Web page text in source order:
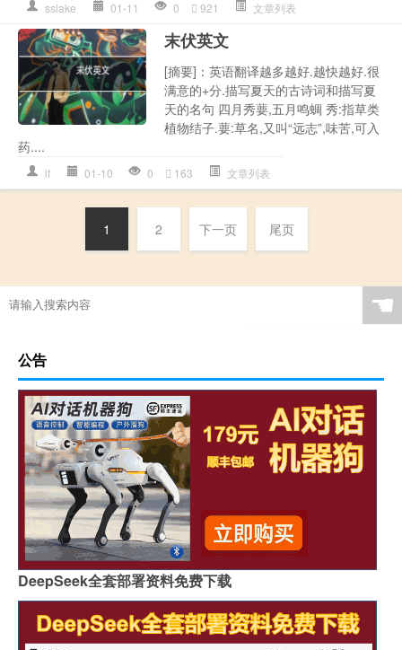
sslake 01-11 0 921 文章列表
末伏英文
[摘要]：英语翻译越多越好.越快越好.很
满意的+分.描写夏天的古诗词和描写夏
天的名句 四月秀葽,五月鸣蜩 秀:指草类
植物结子.葽:草名,又叫“远志”,味苦,可入
药....
lf 01-10 0 163 文章列表
1 2 下一页 尾页
☚
公告
DeepSeek全套部署资料免费下载